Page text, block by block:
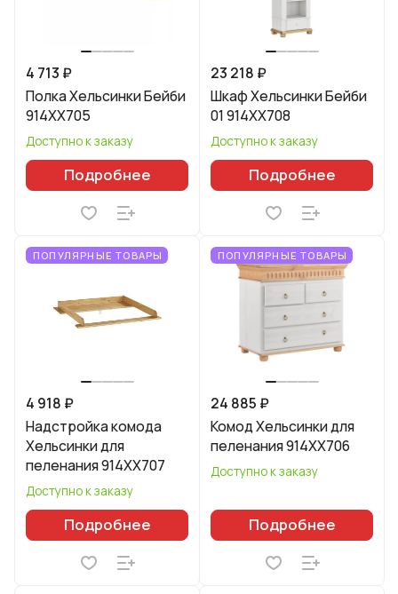
4 713 ₽
Полка Хельсинки Бейби
914XX705
Доступно к заказу
Подробнее
23 218 ₽
Шкаф Хельсинки Бейби
01 914XX708
Доступно к заказу
Подробнее
ПОПУЛЯРНЫЕ ТОВАРЫ
4 918 ₽
Надстройка комода
Хельсинки для
пеленания 914XX707
Доступно к заказу
Подробнее
ПОПУЛЯРНЫЕ ТОВАРЫ
24 885 ₽
Комод Хельсинки для
пеленания 914XX706
Доступно к заказу
Подробнее